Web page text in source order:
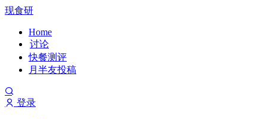
现食研
Home
讨论
快餐测评
月半友投稿
登录